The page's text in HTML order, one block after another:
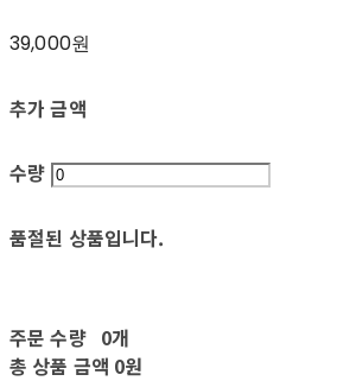
39,000원
추가 금액
수량
품절된 상품입니다.
주문 수량 0개
총 상품 금액 0원